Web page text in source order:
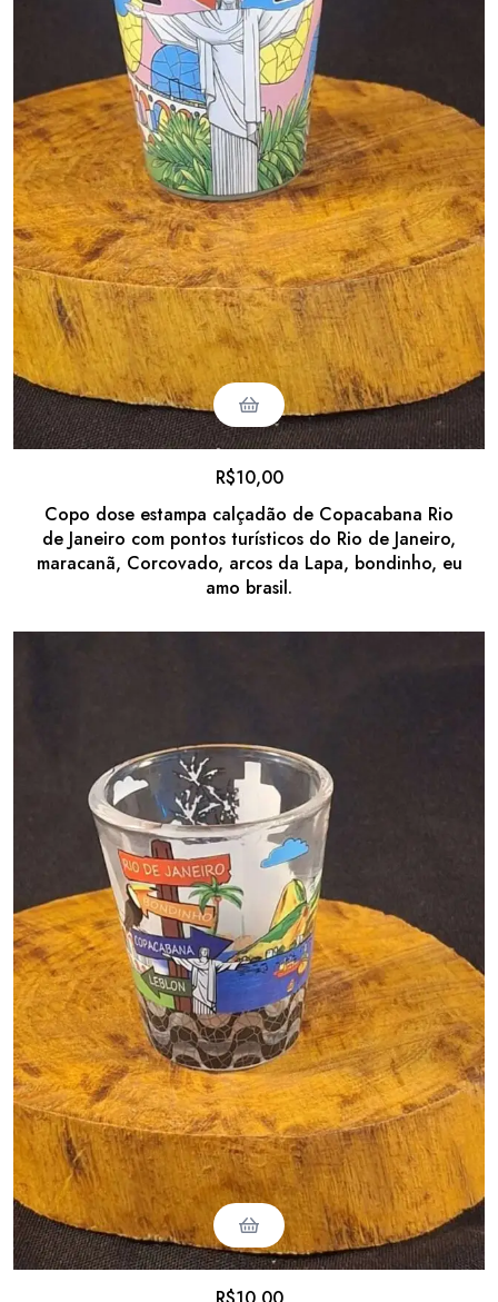
Copo dose estampa calçadão de Copacabana Rio
de Janeiro com pontos turísticos do Rio de Janeiro,
maracanã, Corcovado, arcos da Lapa, bondinho, eu
amo brasil.
R$10,00